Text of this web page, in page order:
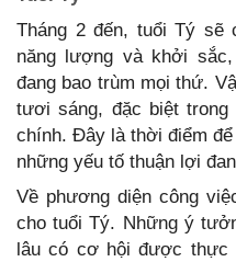
Tháng 2 đến, tuổi Tý sẽ
năng lượng và khởi
đang bao trùm mọi thứ.
tươi sáng, đặc biệt
chính. Đây là thời điểm
những yếu tố thuận lợi
Về phương diện công
cho tuổi Tý. Những ý
lâu có cơ hội được thực